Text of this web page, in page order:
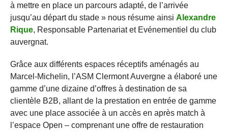
à mettre en place un parcours adapté, de l’arrivée
jusqu’au départ du stade » nous résume ainsi Alexandre
Rique, Responsable Partenariat et Evénementiel du club
auvergnat.
Grâce aux différents espaces réceptifs aménagés au
Marcel-Michelin, l’ASM Clermont Auvergne a élaboré une
gamme d’une dizaine d’offres à destination de sa
clientèle B2B, allant de la prestation en entrée de gamme
avec une place associée à un accès en après match à
l’espace Open – comprenant une offre de restauration